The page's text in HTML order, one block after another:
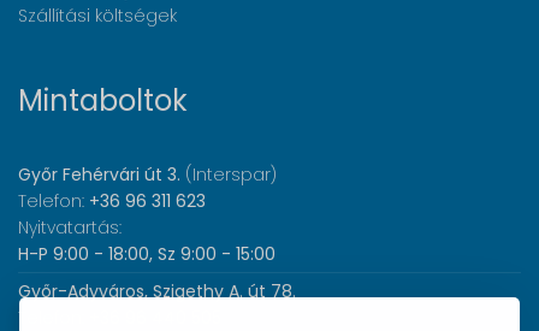
Szállítási költségek
Mintaboltok
Győr Fehérvári út 3. (Interspar)
Telefon: +36 96 311 623
Nyitvatartás:
H-P 9:00 - 18:00, Sz 9:00 - 15:00
Győr-Adyváros, Szigethy A. út 78.
Telefon: